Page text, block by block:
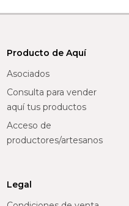
Producto de Aquí
Asociados
Consulta para vender
aquí tus productos
Acceso de
productores/artesanos
Legal